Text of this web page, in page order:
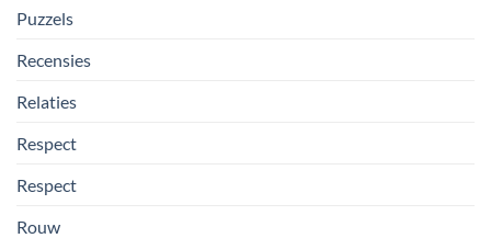
Puzzels
Recensies
Relaties
Respect
Respect
Rouw